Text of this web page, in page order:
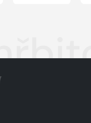
SVĚTLÝ/TMAVÝ REŽIM